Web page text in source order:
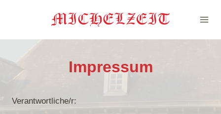
Impressum
Verantwortliche/r: